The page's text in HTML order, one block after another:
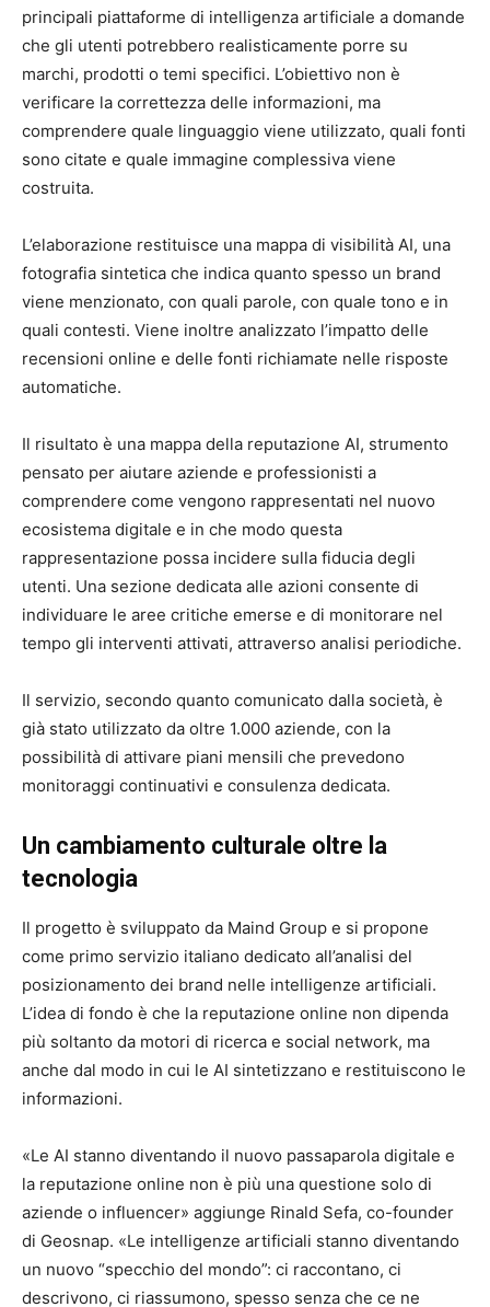
principali piattaforme di intelligenza artificiale a domande
che gli utenti potrebbero realisticamente porre su
marchi, prodotti o temi specifici. L’obiettivo non è
verificare la correttezza delle informazioni, ma
comprendere quale linguaggio viene utilizzato, quali fonti
sono citate e quale immagine complessiva viene
costruita.
L’elaborazione restituisce una mappa di visibilità AI, una
fotografia sintetica che indica quanto spesso un brand
viene menzionato, con quali parole, con quale tono e in
quali contesti. Viene inoltre analizzato l’impatto delle
recensioni online e delle fonti richiamate nelle risposte
automatiche.
Il risultato è una mappa della reputazione AI, strumento
pensato per aiutare aziende e professionisti a
comprendere come vengono rappresentati nel nuovo
ecosistema digitale e in che modo questa
rappresentazione possa incidere sulla fiducia degli
utenti. Una sezione dedicata alle azioni consente di
individuare le aree critiche emerse e di monitorare nel
tempo gli interventi attivati, attraverso analisi periodiche.
Il servizio, secondo quanto comunicato dalla società, è
già stato utilizzato da oltre 1.000 aziende, con la
possibilità di attivare piani mensili che prevedono
monitoraggi continuativi e consulenza dedicata.
Un cambiamento culturale oltre la
tecnologia
Il progetto è sviluppato da Maind Group e si propone
come primo servizio italiano dedicato all’analisi del
posizionamento dei brand nelle intelligenze artificiali.
L’idea di fondo è che la reputazione online non dipenda
più soltanto da motori di ricerca e social network, ma
anche dal modo in cui le AI sintetizzano e restituiscono le
informazioni.
«Le AI stanno diventando il nuovo passaparola digitale e
la reputazione online non è più una questione solo di
aziende o influencer» aggiunge Rinald Sefa, co-founder
di Geosnap. «Le intelligenze artificiali stanno diventando
un nuovo “specchio del mondo”: ci raccontano, ci
descrivono, ci riassumono, spesso senza che ce ne